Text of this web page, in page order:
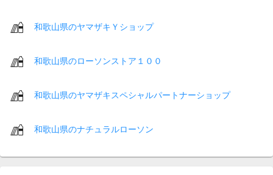
和歌山県のヤマザキＹショップ
和歌山県のローソンストア１００
和歌山県のヤマザキスペシャルパートナーショップ
和歌山県のナチュラルローソン